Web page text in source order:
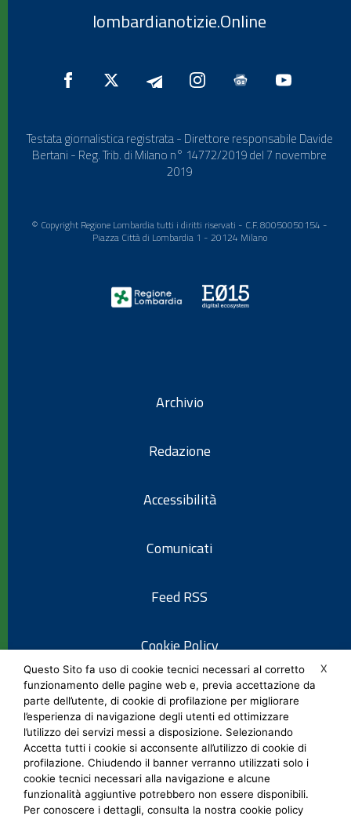
lombardianotizie.Online
Testata giornalistica registrata - Direttore responsabile Davide
Bertani - Reg. Trib. di Milano n° 14772/2019 del 7 novembre
2019
© Copyright Regione Lombardia tutti i diritti riservati - C.F. 80050050154 -
Piazza Città di Lombardia 1 - 20124 Milano
Archivio
Redazione
Accessibilità
Comunicati
Feed RSS
Cookie Policy
Informativa privacy
Note legali
Social Media Policy
X
Questo Sito fa uso di cookie tecnici necessari al corretto
funzionamento delle pagine web e, previa accettazione da
parte dell’utente, di cookie di profilazione per migliorare
l’esperienza di navigazione degli utenti ed ottimizzare
l’utilizzo dei servizi messi a disposizione. Selezionando
Accetta tutti i cookie si acconsente all’utilizzo di cookie di
profilazione. Chiudendo il banner verranno utilizzati solo i
cookie tecnici necessari alla navigazione e alcune
funzionalità aggiuntive potrebbero non essere disponibili.
Per conoscere i dettagli, consulta la nostra cookie policy